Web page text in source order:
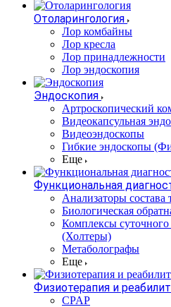
Отоларингология
Лор комбайны
Лор кресла
Лор принадлежности
Лор эндоскопия
Эндоскопия
Артроскопический
Видеокапсульная
Видеоэндоскопы
Гибкие эндоскопы
Еще
Функциональная
Анализаторы состава
Биологическая
Комплексы
(Холтеры)
Метаболографы
Еще
Физиотерапия и
CPAP